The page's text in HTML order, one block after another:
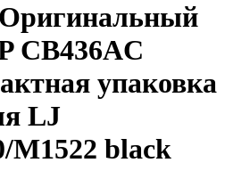
CB436AC
упаковка
LJ
M1522 black